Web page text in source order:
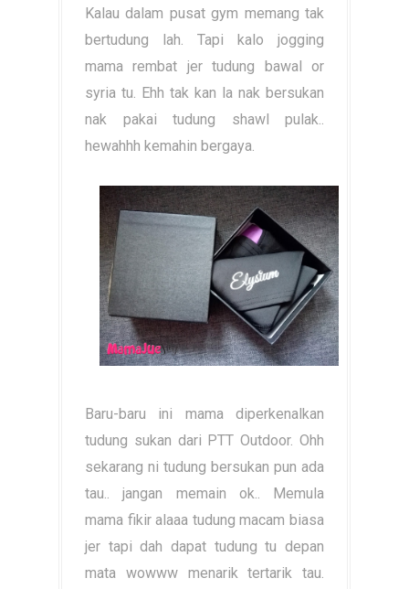
Kalau dalam pusat gym memang tak
bertudung lah. Tapi kalo jogging
mama rembat jer tudung bawal or
syria tu. Ehh tak kan la nak bersukan
nak pakai tudung shawl pulak..
hewahhh kemahin bergaya.
Baru-baru ini mama diperkenalkan
tudung sukan dari PTT Outdoor. Ohh
sekarang ni tudung bersukan pun ada
tau.. jangan memain ok.. Memula
mama fikir alaaa tudung macam biasa
jer tapi dah dapat tudung tu depan
mata wowww menarik tertarik tau.